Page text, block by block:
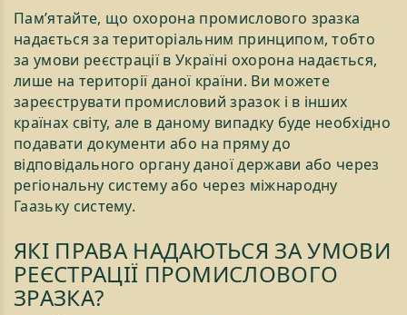
Пам’ятайте, що охорона промислового зразка
надається за територіальним принципом, тобто
за умови реєстрації в Україні охорона надається,
лише на території даної країни. Ви можете
зареєструвати промисловий зразок і в інших
країнах світу, але в даному випадку буде необхідно
подавати документи або на пряму до
відповідального органу даної держави або через
регіональну систему або через міжнародну
Гаазьку систему.
ЯКІ ПРАВА НАДАЮТЬСЯ ЗА УМОВИ
РЕЄСТРАЦІЇ ПРОМИСЛОВОГО
ЗРАЗКА?